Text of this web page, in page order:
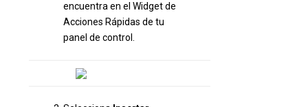
encuentra en el Widget de
Acciones Rápidas de tu
panel de control.